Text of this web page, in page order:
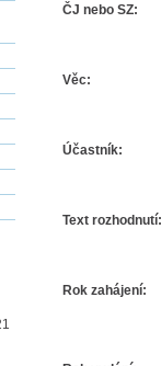
ČJ nebo SZ:
Věc:
Účastník:
Text rozhodnutí:
Rok zahájení: